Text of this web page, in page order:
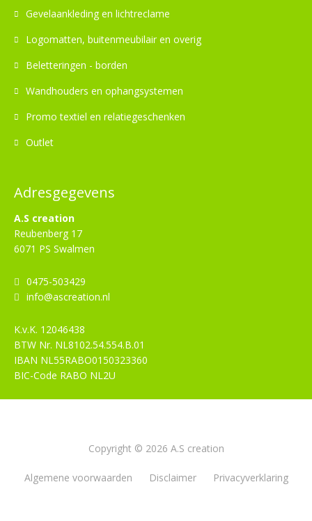
Adresgegevens
A.S creation
Reubenberg 17
6071 PS Swalmen
0475-503429
info@ascreation.nl
K.v.K. 12046438
BTW Nr. NL8102.54.554.B.01
IBAN NL55RABO0150323360
BIC-Code RABO NL2U
Gevelaankleding en lichtreclame
Logomatten, buitenmeubilair en overig
Beletteringen - borden
Wandhouders en ophangsystemen
Promo textiel en relatiegeschenken
Outlet
Copyright © 2026 A.S creation
Algemene voorwaarden Disclaimer Privacyverklaring